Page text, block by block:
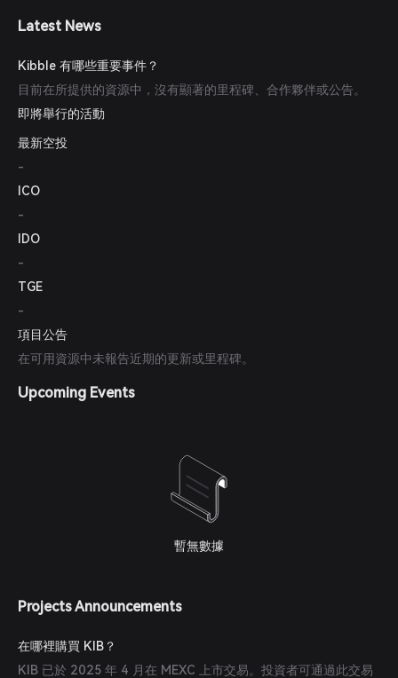
Latest News
Kibble 有哪些重要事件？
目前在所提供的資源中，沒有顯著的里程碑、合作夥伴或公告。
即將舉行的活動
最新空投
-
ICO
-
IDO
-
TGE
-
項目公告
在可用資源中未報告近期的更新或里程碑。
Upcoming Events
暫無數據
Projects Announcements
在哪裡購買 KIB？
KIB 已於 2025 年 4 月在 MEXC 上市交易。投資者可通過此交易